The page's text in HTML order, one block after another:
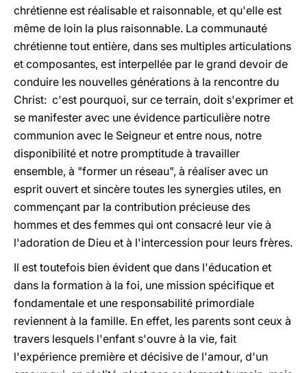
chrétienne est réalisable et raisonnable, et qu'elle est
même de loin la plus raisonnable. La communauté
chrétienne tout entière, dans ses multiples articulations
et composantes, est interpellée par le grand devoir de
conduire les nouvelles générations à la rencontre du
Christ: c'est pourquoi, sur ce terrain, doit s'exprimer et
se manifester avec une évidence particulière notre
communion avec le Seigneur et entre nous, notre
disponibilité et notre promptitude à travailler
ensemble, à "former un réseau", à réaliser avec un
esprit ouvert et sincère toutes les synergies utiles, en
commençant par la contribution précieuse des
hommes et des femmes qui ont consacré leur vie à
l'adoration de Dieu et à l'intercession pour leurs frères.
Il est toutefois bien évident que dans l'éducation et
dans la formation à la foi, une mission spécifique et
fondamentale et une responsabilité primordiale
reviennent à la famille. En effet, les parents sont ceux à
travers lesquels l'enfant s'ouvre à la vie, fait
l'expérience première et décisive de l'amour, d'un